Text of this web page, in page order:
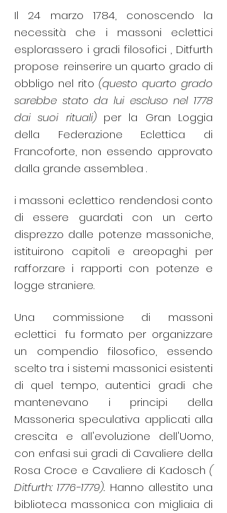
Il 24 marzo 1784, conoscendo la
necessità che i massoni eclettici
esplorassero i gradi filosofici , Ditfurth
propose reinserire un quarto grado di
obbligo nel rito (questo quarto grado
sarebbe stato da lui escluso nel 1778
dai suoi rituali)per la Gran Loggia
della Federazione Eclettica di
Francoforte, non essendo approvato
dalla grande assemblea .
i massoni eclettico rendendosi conto
di essere guardati con un certo
disprezzo dalle potenze massoniche,
istituirono capitoli e areopaghi per
rafforzare i rapporti con potenze e
logge straniere.
Una commissione di
massoni
eclettici
fu formato per organizzare
un compendio filosofico, essendo
scelto tra i sistemi massonici esistenti
di quel tempo, autentici gradi che
mantenevano i principi della
Massoneria speculativa applicati alla
crescita e all'evoluzione dell'Uomo,
con enfasi sui gradi di Cavaliere della
Rosa Croce e Cavaliere di Kadosch (
Ditfurth: 1776-1779). Hanno allestito una
biblioteca massonica con migliaia di